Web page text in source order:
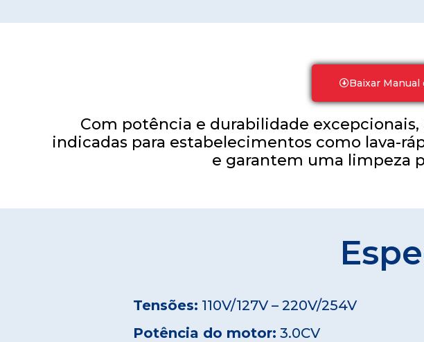
Baixar Manual
Com potência e durabilidade excepcionais,
indicadas para estabelecimentos como lava-
e garantem uma limpeza
Tensões: 110V/127V – 220V/254V
Potência do motor: 3.0CV